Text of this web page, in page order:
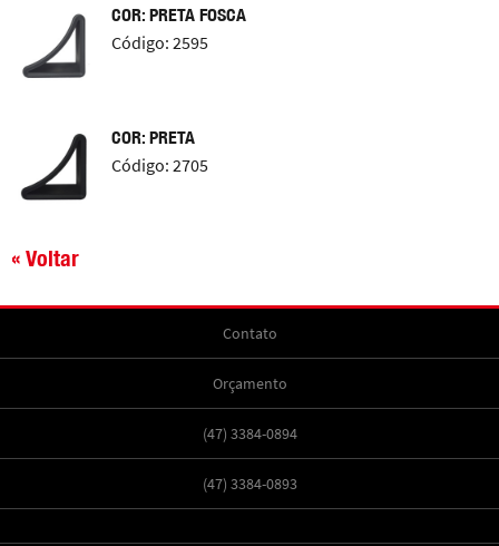
COR: PRETA FOSCA
Código: 2595
COR: PRETA
Código: 2705
« Voltar
Contato
Orçamento
(47) 3384-0894
(47) 3384-0893